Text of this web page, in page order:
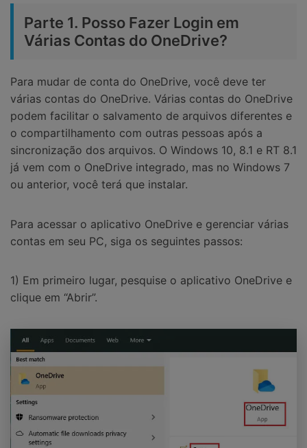
Parte 1. Posso Fazer Login em
Várias Contas do OneDrive?
Para mudar de conta do OneDrive, você deve ter
várias contas do OneDrive. Várias contas do OneDrive
podem facilitar o salvamento de arquivos diferentes e
o compartilhamento com outras pessoas após a
sincronização dos arquivos. O Windows 10, 8.1 e RT 8.1
já vem com o OneDrive integrado, mas no Windows 7
ou anterior, você terá que instalar.
Para acessar o aplicativo OneDrive e gerenciar várias
contas em seu PC, siga os seguintes passos:
1) Em primeiro lugar, pesquise o aplicativo OneDrive e
clique em “Abrir”.